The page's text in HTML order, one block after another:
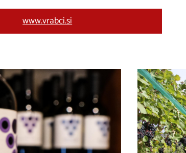
www.vrabci.si